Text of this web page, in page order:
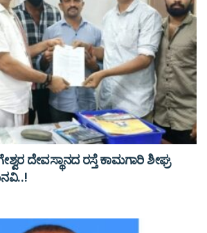
ದೇವಸ್ಥಾನದ ರಸ್ತೆ ಕಾಮಗಾರಿ ಶೀಘ್ರ